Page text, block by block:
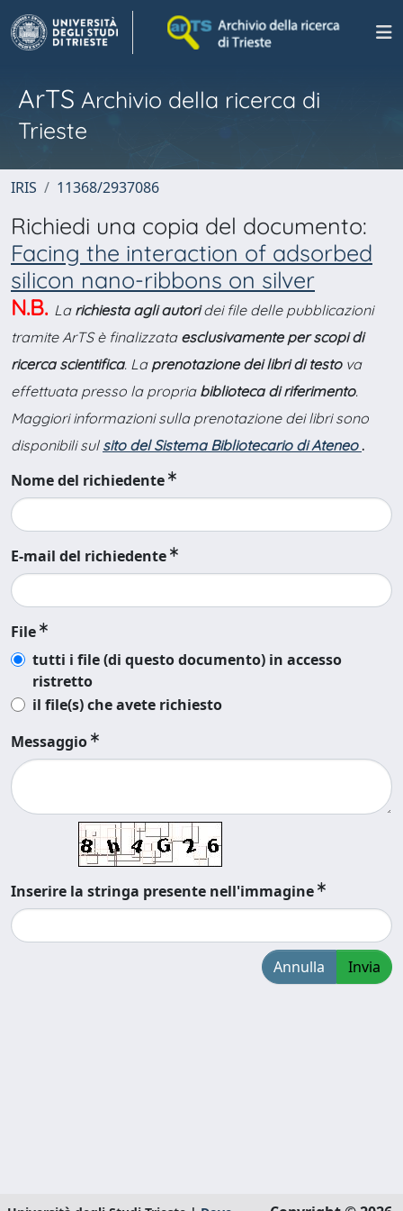
ArTS Archivio della ricerca di
Trieste
IRIS 11368/2937086
Richiedi una copia del documento:
Facing the interaction of adsorbed
silicon nano-ribbons on silver
N.B. La richiesta agli autoridei file delle pubblicazioni
tramite ArTS è finalizzata esclusivamente per scopi di
ricerca scientifica. La prenotazione dei libri di testova
effettuata presso la propria biblioteca di riferimento.
Maggiori informazioni sulla prenotazione dei libri sono
disponibili sul sito del Sistema Bibliotecario di Ateneo .
Nome del richiedente
E-mail del richiedente
File
tutti i file (di questo documento) in accesso
ristretto
il file(s) che avete richiesto
Messaggio
Inserire la stringa presente nell'immagine
Annulla Invia